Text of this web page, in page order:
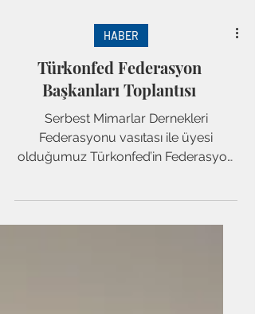
HABER
Türkonfed Federasyon
Başkanları Toplantısı
Serbest Mimarlar Dernekleri
olduğumuz Türkonfed’in Federasyon
Başkanları Toplantısı 23 Mayıs 2025...